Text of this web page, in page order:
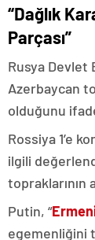
“Dağlık
Parçası”
Rusya Devlet
Azerbaycan
olduğunu
Rossiya 1’e
ilgili
topraklarının
Putin, “
egemenliğini